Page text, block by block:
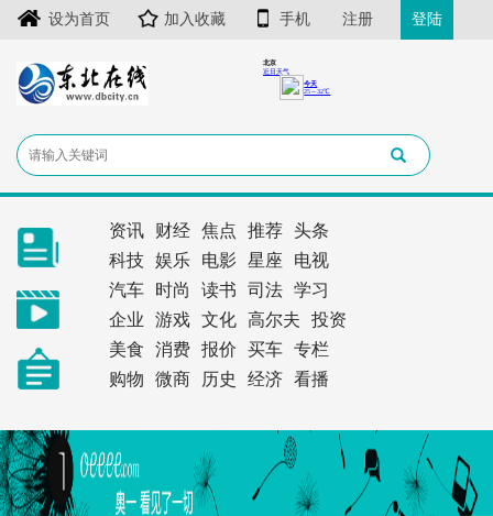
设为首页 加入收藏 手机 注册 登陆
资讯 财经 焦点 推荐
头条
科技
娱乐 电影 星座
电视
汽车
时尚 读书 司法
学习
企业
游戏 文化 高尔夫
投资
美食
消费 报价 买车
专栏
购物
微商 历史 经济 看播